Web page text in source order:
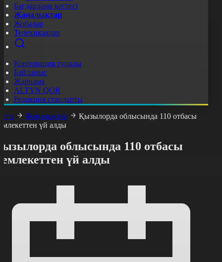
Бағдарлама кестесі
Жаңалықтар
Жобалар
Телехикаялар
Корпорация туралы
Байланыс
Жарнама
ALTYN QOR
Редакция стандарты
Жаңалықтар
Қызылорда облысында 110 отбасы
үй алды
облысында 110 отбасы
үй алды